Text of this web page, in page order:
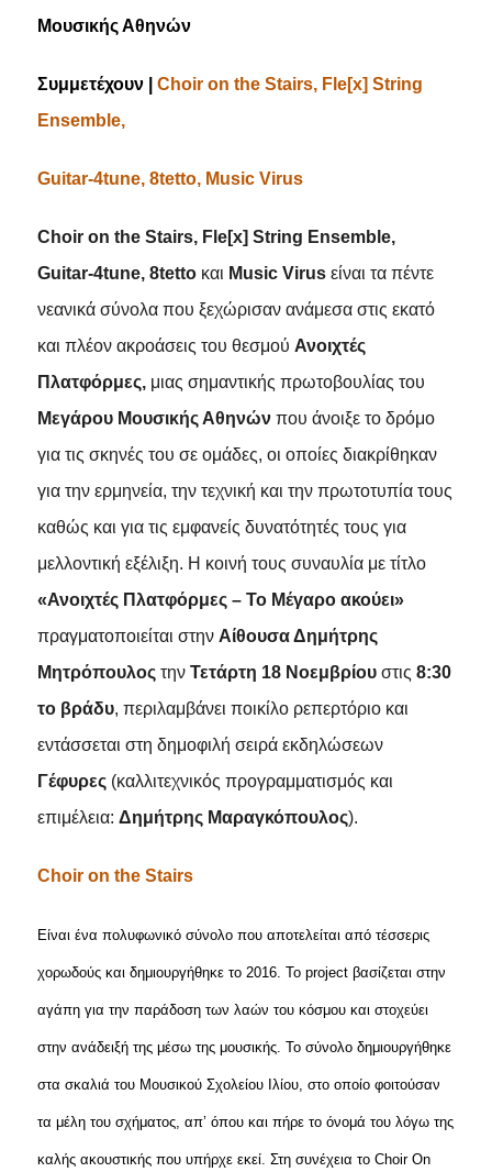
Μουσικής Αθηνών
Συμμετέχουν| Choir on the Stairs, Fle[x] String
Ensemble,
Guitar-4tune, 8tetto, Music Virus
Choir on the Stairs, Fle[x] String Ensemble,
Guitar-4tune, 8tetto και Music Virusείναι τα πέντε
νεανικά σύνολα που ξεχώρισαν ανάμεσα στις εκατό
και πλέον ακροάσεις του θεσμού Ανοιχτές
Πλατφόρμες, μιας σημαντικής πρωτοβουλίας του
Μεγάρου Μουσικής Αθηνών που άνοιξε το δρόμο
για τις σκηνές του σε ομάδες, οι οποίες διακρίθηκαν
για την ερμηνεία, την τεχνική και την πρωτοτυπία τους
καθώς και για τις εμφανείς δυνατότητές τους για
μελλοντική εξέλιξη. Η κοινή τους συναυλία με τίτλο
«Ανοιχτές Πλατφόρμες – Το Μέγαρο ακούει»
πραγματοποιείται στην Αίθουσα Δημήτρης
Μητρόπουλοςτην Τετάρτη 18 Νοεμβρίουστις 8:30
το βράδυ, περιλαμβάνει ποικίλο ρεπερτόριο και
εντάσσεται στη δημοφιλή σειρά εκδηλώσεων
Γέφυρες (καλλιτεχνικός προγραμματισμός και
επιμέλεια: Δημήτρης Μαραγκόπουλος).
Choir on the Stairs
Είναι ένα πολυφωνικό σύνολο που αποτελείται από τέσσερις
χορωδούς και δημιουργήθηκε το 2016. Το project βασίζεται στην
αγάπη για την παράδοση των λαών του κόσμου και στοχεύει
στην ανάδειξή της μέσω της μουσικής. Το σύνολο δημιουργήθηκε
στα σκαλιά του Μουσικού Σχολείου Ιλίου, στο οποίο φοιτούσαν
τα μέλη του σχήματος, απ’ όπου και πήρε το όνομά του λόγω της
καλής ακουστικής που υπήρχε εκεί. Στη συνέχεια το Choir On